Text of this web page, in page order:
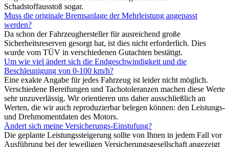
Schadstoffausstoß sogar.
Muss die originale Bremsanlage der Mehrleistung angepasst
werden?
Da schon der Fahrzeughersteller für ausreichend große
Sicherheitsreserven gesorgt hat, ist dies nicht erforderlich. Dies
wurde vom TÜV in verschiedenen Gutachten bestätigt.
Um wie viel ändert sich die Endgeschwindigkeit und die
Beschleunigung von 0-100 km/h?
Eine exakte Angabe für jedes Fahrzeug ist leider nicht möglich.
Verschiedene Bereifungen und Tachotoleranzen machen diese Werte
sehr unzuverlässig. Wir orientieren uns daher ausschließlich an
Werten, die wir auch reproduzierbar belegen können: den Leistungs-
und Drehmomentdaten des Motors.
Ändert sich meine Versicherungs-Einstufung?
Die geplante Leistungssteigerung sollte von Ihnen in jedem Fall vor
Ausführung bei der jeweiligen Versicherungsgesellschaft angezeigt